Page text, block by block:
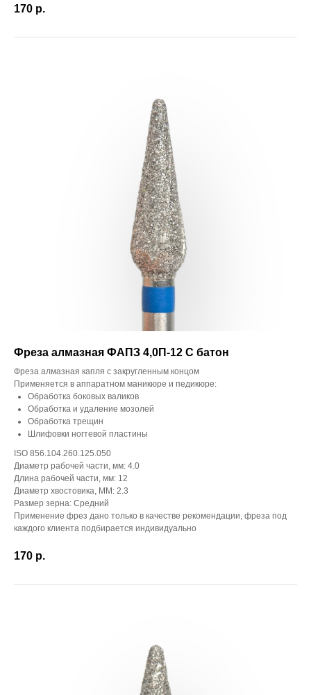
170 р.
Фреза алмазная ФАПЗ 4,0П-12 С батон
Фреза алмазная капля с закругленным концом
Применяется в аппаратном маникюре и педикюре:
Обработка боковых валиков
Обработка и удаление мозолей
Обработка трещин
Шлифовки ногтевой пластины
ISO 856.104.260.125.050
Диаметр рабочей части, мм: 4.0
Длина рабочей части, мм: 12
Диаметр хвостовика, ММ: 2.3
Размер зерна: Средний
Применение фрез дано только в качестве рекомендации, фреза под
каждого клиента подбирается индивидуально
170 р.